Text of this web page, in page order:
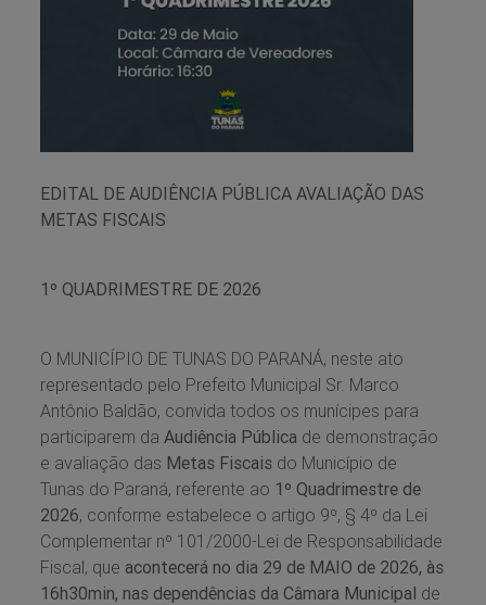
EDITAL DE AUDIÊNCIA PÚBLICA AVALIAÇÃO DAS
METAS FISCAIS
1º QUADRIMESTRE DE 2026
O MUNICÍPIO DE TUNAS DO PARANÁ, neste ato
representado pelo Prefeito Municipal Sr. Marco
Antônio Baldão, convida todos os munícipes para
participarem da Audiência Pública de demonstração
e avaliação das Metas Fiscais do Município de
Tunas do Paraná, referente ao 1º Quadrimestre de
2026, conforme estabelece o artigo 9º, § 4º da Lei
Complementar nº 101/2000-Lei de Responsabilidade
Fiscal, que acontecerá no dia 29 de MAIO de 2026, às
16h30min, nas dependências da Câmara Municipal de